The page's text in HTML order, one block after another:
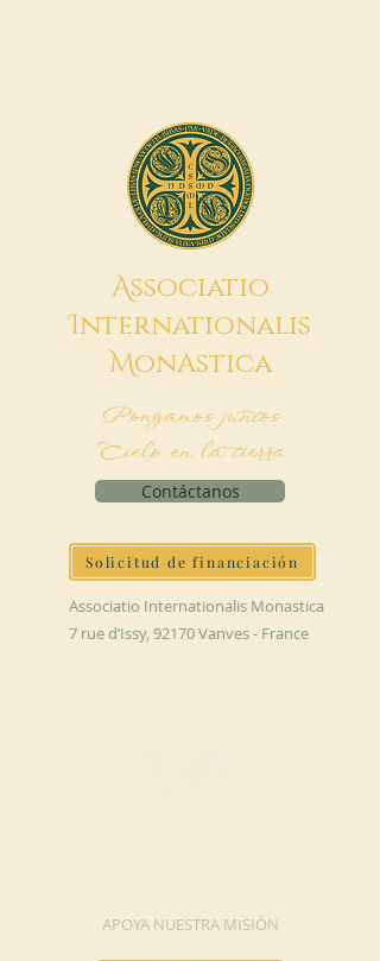
Associatio
Internationalis
MonAstica
Pongamos juntos
Cielo en la tierra
Contáctanos
Solicitud de financiación
Associatio Internationalis Monastica
7 rue d’Issy, 92170 Vanves - France
APOYA NUESTRA MISIÓN